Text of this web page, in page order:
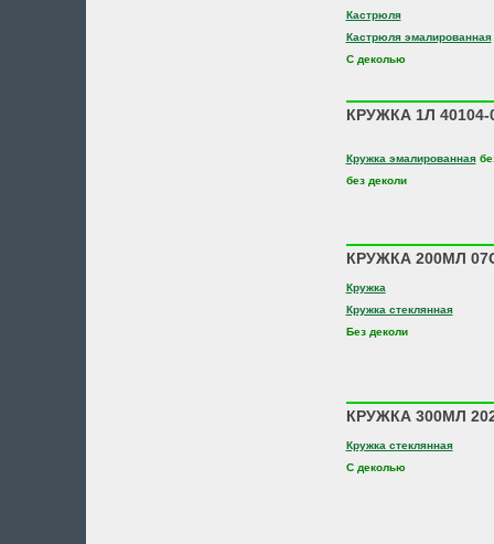
Кастрюля
Кастрюля эмалированная
С деколью
КРУЖКА 1Л 40104-
Кружка эмалированная
без деколи
КРУЖКА 200МЛ
Кружка
Кружка стеклянная
Без деколи
КРУЖКА 300МЛ
Кружка стеклянная
С деколью